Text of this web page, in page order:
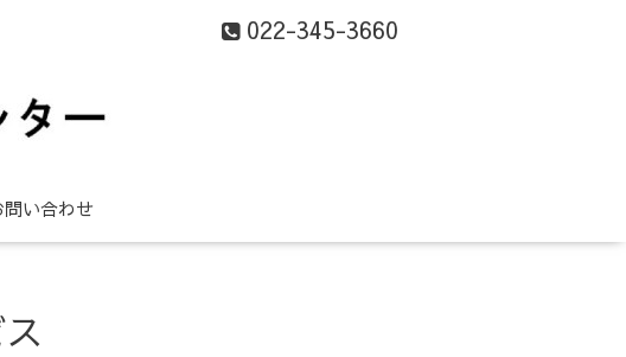
022-345-3660
問い合わせ